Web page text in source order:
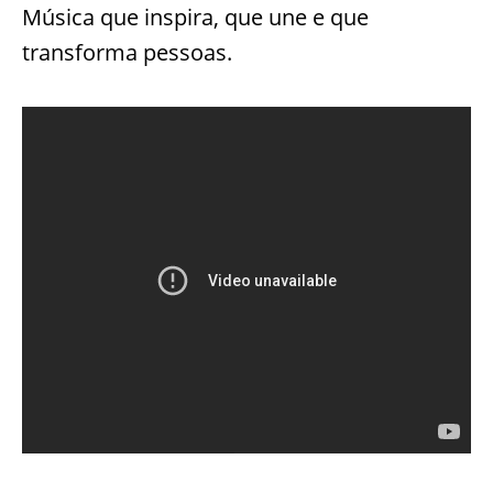
Música que inspira, que une e que
transforma pessoas.